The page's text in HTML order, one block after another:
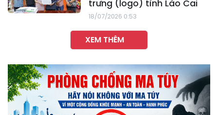
trưng (logo) tỉnh Lào Cai
18/07/2026 0:53
XEM THÊM